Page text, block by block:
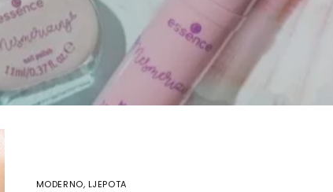
MODERNO, LJEPOTA